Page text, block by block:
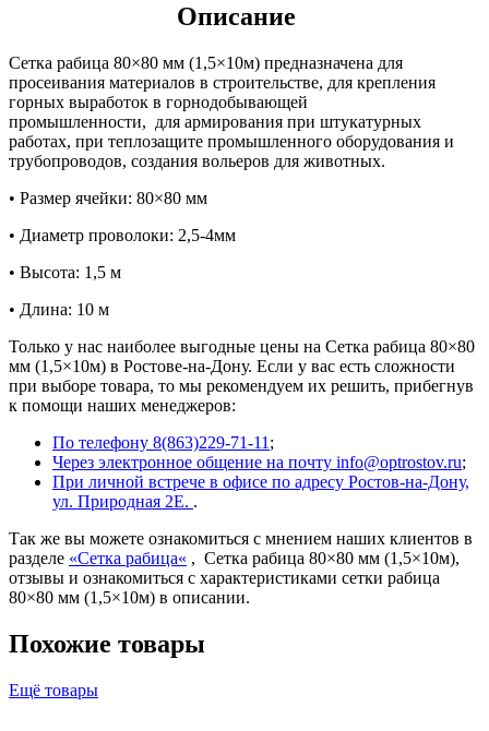
Описание
Сетка рабица 80×80 мм (1,5×10м) предназначена для
просеивания материалов в строительстве, для крепления
горных выработок в горнодобывающей
промышленности, для армирования при штукатурных
работах, при теплозащите промышленного оборудования и
трубопроводов, создания вольеров для животных.
• Размер ячейки: 80×80 мм
• Диаметр проволоки: 2,5-4мм
• Высота: 1,5 м
• Длина: 10 м
Только у нас наиболее выгодные цены на Сетка рабица 80×80
мм (1,5×10м) в Ростове-на-Дону. Если у вас есть сложности
при выборе товара, то мы рекомендуем их решить, прибегнув
к помощи наших менеджеров:
По телефону 8(863)229-71-11 ;
Через электронное общение на почту info@optrostov.ru;
При личной встрече в офисе по адресу Ростов-на-Дону,
ул. Природная 2Е. .
Так же вы можете ознакомиться с мнением наших клиентов в
разделе «Сетка рабица« , Сетка рабица 80×80 мм (1,5×10м),
отзывы и ознакомиться с характеристиками сетки рабица
80×80 мм (1,5×10м) в описании.
Похожие товары
Ещё товары